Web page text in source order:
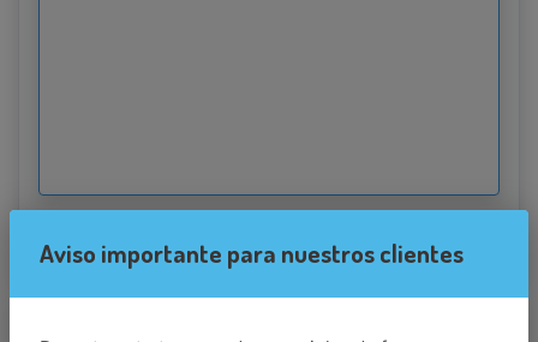
22.89215087890625
Aviso importante para nuestros clientes